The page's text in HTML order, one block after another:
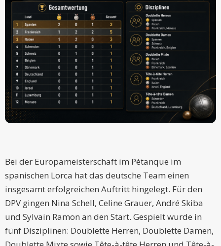
Bei der Europameisterschaft im Pétanque im
spanischen Lorca hat das deutsche Team einen
insgesamt erfolgreichen Auftritt hingelegt. Für den
DPV gingen Nina Schell, Celine Grauer, André Skiba
und Sylvain Ramon an den Start. Gespielt wurde in
fünf Disziplinen: Doublette Herren, Doublette Damen,